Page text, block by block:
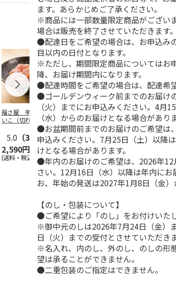
福さ屋 辛子めんた
いこ（切れバラ子）
5.0 （3）
2,590円
(送料・税込)
＜お中元＞やまや無
着色辛子明太子Ａ
3,240円
(送料・税込)
＜お中元＞辛子
子
(送料・税込)
ます。あらかじめご了承ください。
※商品には一部数量限定商品がござい
場合は販売を終了させていただきます
●配達日をご希望の場合は、お申込み
目以内の日付となります。
※ただし、期間限定商品についてはお
降、お届け期間内になります。
●配達時間をご希望の場合は、配達希
●ゴールデンウィーク前までのお届け
（火）までにお申込みください。4月
（水）からのお届けとなる場合がありま
●お盆期間前までのお届けのご希望は
申込みください。7月25日（土）以降
けとなる場合があります。
●年内のお届けのご希望は、2026年
さい。12月16日（水）以降は年内に
お、年始の発送は2027年1月8日（金）
【のし・包装について】
●ご希望により「のし」をお付けいたし
※御中元のしは2026年7月24日（金）
日（火）までの受付とさせていただきま
※名入れ、内のし、外のし、のしの形
望は承ることができません。
●二重包装のご指定はできません。